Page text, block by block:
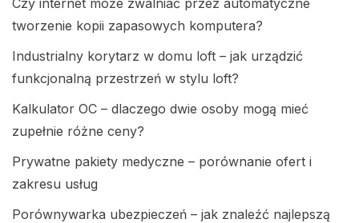
tworzenie kopii zapasowych komputera?
Industrialny korytarz w domu loft – jak urządzić
funkcjonalną przestrzeń w stylu loft?
Kalkulator OC – dlaczego dwie osoby mogą mieć
zupełnie różne ceny?
Prywatne pakiety medyczne – porównanie ofert i
zakresu usług
Porównywarka ubezpieczeń – jak znaleźć najlepszą